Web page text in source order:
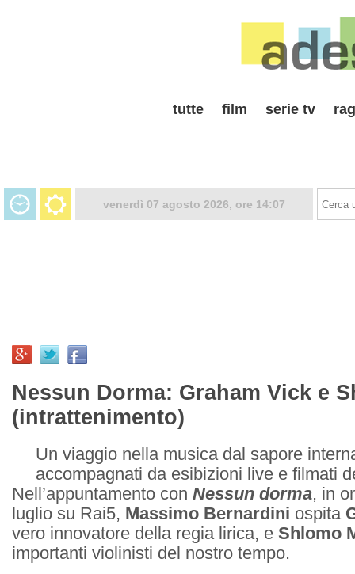
tutte film serie tv
venerdì 07 agosto 2026, ore 14:07
Nessun Dorma: Graham Vick e
(intrattenimento)
Un viaggio nella musica dal sapore
accompagnati da esibizioni live e filmati
Nell’appuntamento con Nessun dorma, in
luglio su Rai5, Massimo Bernardini ospita
vero innovatore della regia lirica, e Shlomo
importanti violinisti del nostro tempo.